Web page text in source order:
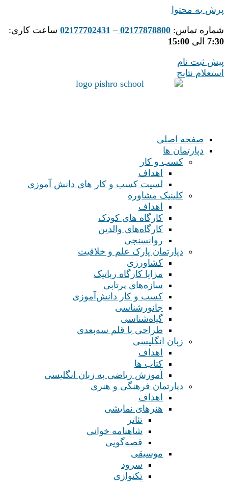
پرش به محتوا
شماره تماس: 02177878800
–
02177702431 ساعت کاری:
7:30 الی 15:00
پیش ثبت نام
استعلام نتایج
صفحه اصلی
دپارتمان ها
کسب و کار
اهداف
لسیت کسب و کار های دانش آموزی
کلینیک مشاوره
اهداف
کارگاه های کودک
کارگاه‌های والدین
روانسنجی
دپارتمان پارک علم و خلاقیت
کشاورزی
مزایا کارگاه رباتیک
سازه‌های پرتابی
کسب و کار دانش‌آموزی
جانورشناسی
گیاه‌شناسی
طراحی با قلم سه‌بعدی
زبان انگلیسی
اهداف
کتاب ها
آموزش ریاضی به زبان انگلیسی
دپارتمان فرهنگی و هنری
اهداف
هنرهای نمایشی
تئاتر
شاهنامه خوانی
قصه‌گویی
موسیقی
سرود
تکنوازی